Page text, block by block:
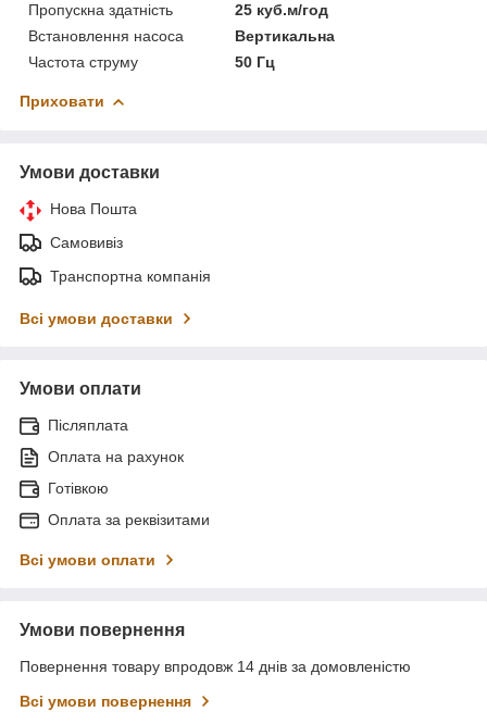
Пропускна здатність
25 куб.м/год
Встановлення насоса
Вертикальна
Частота струму
50 Гц
Приховати
Умови доставки
Нова Пошта
Самовивіз
Транспортна компанія
Всі умови доставки
Умови оплати
Післяплата
Оплата на рахунок
Готівкою
Оплата за реквізитами
Всі умови оплати
Умови повернення
Повернення товару впродовж 14 днів за домовленістю
Всі умови повернення